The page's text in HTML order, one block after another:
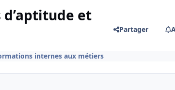
d’aptitude et
Partager
internes aux métiers